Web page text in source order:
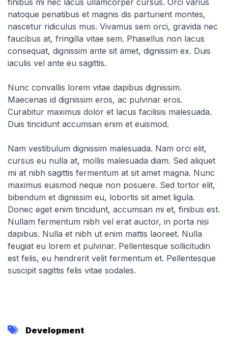
finibus mi nec lacus ullamcorper cursus. Orci varius
natoque penatibus et magnis dis parturient montes,
nascetur ridiculus mus. Vivamus sem orci, gravida nec
faucibus at, fringilla vitae sem. Phasellus non lacus
consequat, dignissim ante sit amet, dignissim ex. Duis
iaculis vel ante eu sagittis.
Nunc convallis lorem vitae dapibus dignissim.
Maecenas id dignissim eros, ac pulvinar eros.
Curabitur maximus dolor et lacus facilisis malesuada.
Duis tincidunt accumsan enim et euismod.
Nam vestibulum dignissim malesuada. Nam orci elit,
cursus eu nulla at, mollis malesuada diam. Sed aliquet
mi at nibh sagittis fermentum at sit amet magna. Nunc
maximus euismod neque non posuere. Sed tortor elit,
bibendum et dignissim eu, lobortis sit amet ligula.
Donec eget enim tincidunt, accumsan mi et, finibus est.
Nullam fermentum nibh vel erat auctor, in porta nisi
dapibus. Nulla et nibh ut enim mattis laoreet. Nulla
feugiat eu lorem et pulvinar. Pellentesque sollicitudin
est felis, eu hendrerit velit fermentum et. Pellentesque
suscipit sagittis felis vitae sodales.
Development